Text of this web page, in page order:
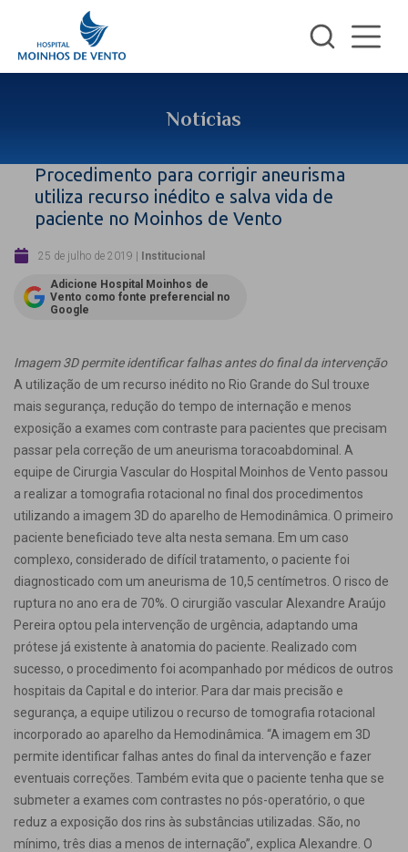
Notícias
Procedimento para corrigir aneurisma
utiliza recurso inédito e salva vida de
paciente no Moinhos de Vento
25 de julho de 2019 | Institucional
Adicione Hospital Moinhos de
Vento como fonte preferencial no
Google
Imagem 3D permite identificar falhas antes do final da intervenção
A utilização de um recurso inédito no Rio Grande do Sul trouxe
mais segurança, redução do tempo de internação e menos
exposição a exames com contraste para pacientes que precisam
passar pela correção de um aneurisma toracoabdominal. A
equipe de Cirurgia Vascular do Hospital Moinhos de Vento passou
a realizar a tomografia rotacional no final dos procedimentos
utilizando a imagem 3D do aparelho de Hemodinâmica. O primeiro
paciente beneficiado teve alta nesta semana. Em um caso
complexo, considerado de difícil tratamento, o paciente foi
diagnosticado com um aneurisma de 10,5 centímetros. O risco de
ruptura no ano era de 70%. O cirurgião vascular Alexandre Araújo
Pereira optou pela intervenção de urgência, adaptando uma
prótese já existente à anatomia do paciente. Realizado com
sucesso, o procedimento foi acompanhado por médicos de outros
hospitais da Capital e do interior. Para dar mais precisão e
segurança, a equipe utilizou o recurso de tomografia rotacional
incorporado ao aparelho da Hemodinâmica. “A imagem em 3D
permite identificar falhas antes do final da intervenção e fazer
eventuais correções. Também evita que o paciente tenha que se
submeter a exames com contrastes no pós-operatório, o que
reduz a exposição dos rins às substâncias utilizadas. São, no
mínimo, três dias a menos de internação”, explica Alexandre. O